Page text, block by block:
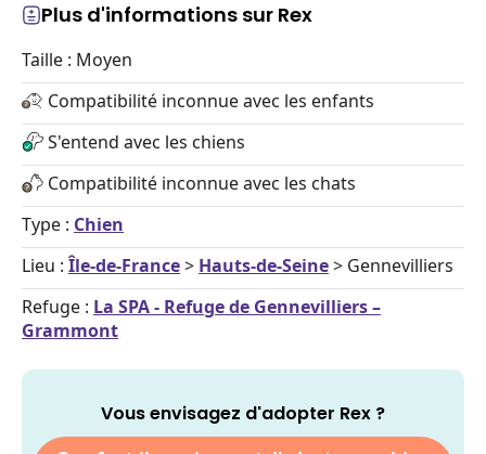
Plus d'informations sur Rex
Taille : Moyen
Compatibilité inconnue avec les enfants
S'entend avec les chiens
Compatibilité inconnue avec les chats
Type : Chien
Lieu : Île-de-France> Hauts-de-Seine> Gennevilliers
Refuge : La SPA - Refuge de Gennevilliers –
Grammont
Vous envisagez d'adopter Rex ?